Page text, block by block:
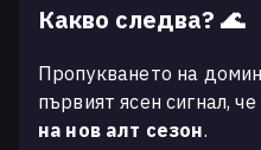
Какво следва? 🌊
Пропукването на
първият ясен сигнал, че
на нов алт сезон.